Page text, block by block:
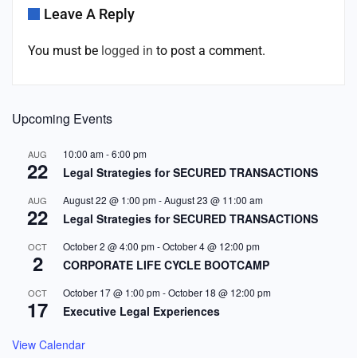
Leave A Reply
You must be logged in to post a comment.
Upcoming Events
AUG
22
10:00 am-6:00 pm
Legal Strategies for SECURED TRANSACTIONS
AUG
22
August 22 @ 1:00 pm-August 23 @ 11:00 am
Legal Strategies for SECURED TRANSACTIONS
OCT
2
October 2 @ 4:00 pm-October 4 @ 12:00 pm
CORPORATE LIFE CYCLE BOOTCAMP
OCT
17
October 17 @ 1:00 pm-October 18 @ 12:00 pm
Executive Legal Experiences
View Calendar